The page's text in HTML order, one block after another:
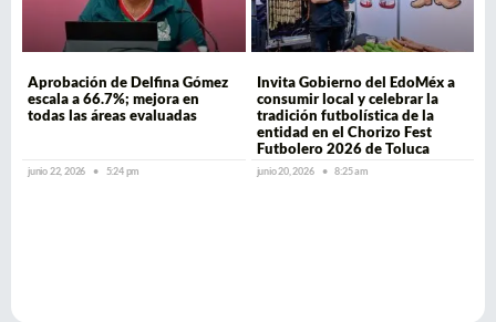
Aprobación de Delfina Gómez
escala a 66.7%; mejora en
todas las áreas evaluadas
junio 22, 2026 5:24 pm
Invita Gobierno del EdoMéx a
consumir local y celebrar la
tradición futbolística de la
entidad en el Chorizo Fest
Futbolero 2026 de Toluca
junio 20, 2026 8:25 am